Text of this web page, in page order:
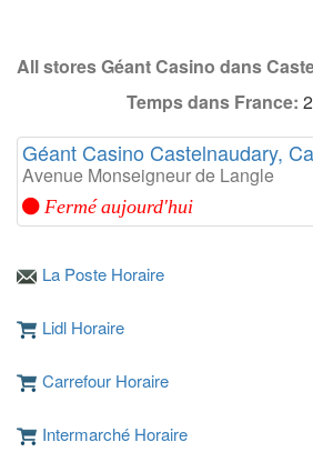
All stores Géant Casino dans
Temps dans France:
Géant Casino Castelnaudary,
Avenue Monseigneur de Langle
Fermé aujourd'hui
La Poste Horaire
Lidl Horaire
Carrefour Horaire
Intermarché Horaire